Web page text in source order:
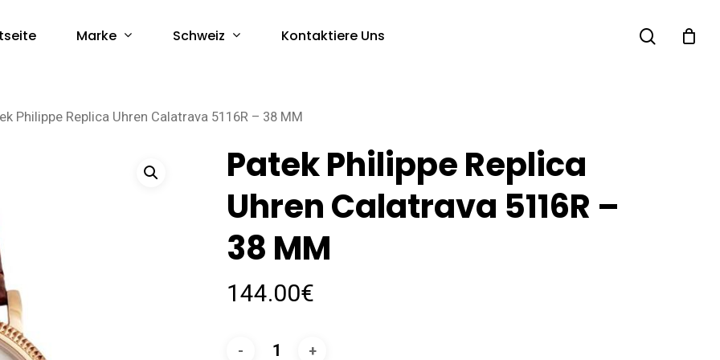
Marke Schweiz Kontaktiere Uns search
Philippe Replica Uhren Calatrava 5116R – 38 MM
Patek Philippe Replica
Uhren Calatrava 5116R –
38 MM
144.00€